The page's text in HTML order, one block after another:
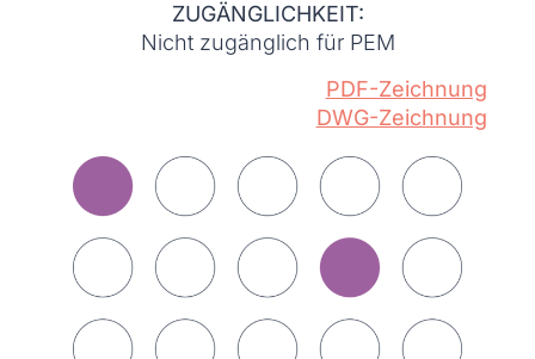
ZUGÄNGLICHKEIT:
Nicht zugänglich für PEM
PDF-Zeichnung
DWG-Zeichnung